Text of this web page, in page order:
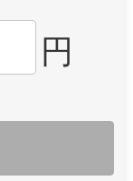
円